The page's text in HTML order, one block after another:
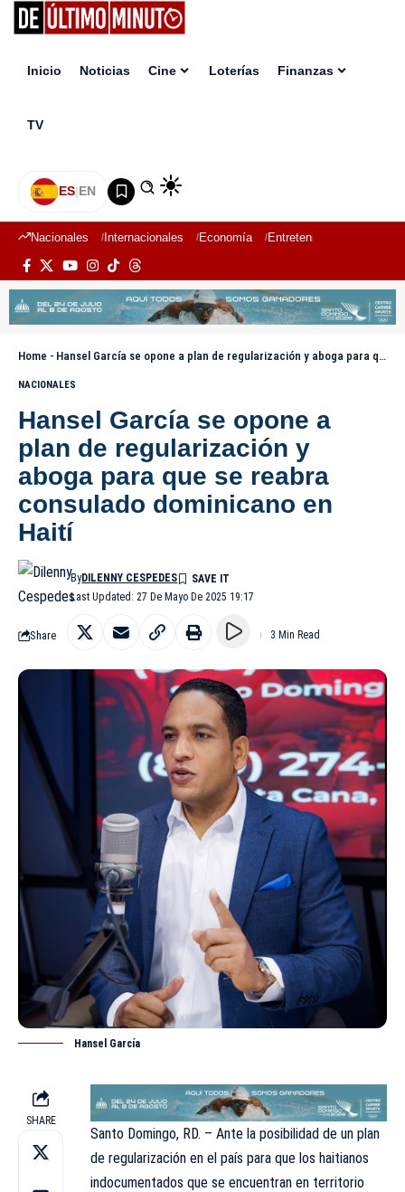
Inicio Noticias Cine Loterías Finanzas
TV
ES|EN
Nacionales Internacionales Economía Entretenimiento
Home - Hansel García se opone a plan de regularización y aboga para que se reabra consulado dominicano en Haití
NACIONALES
Hansel García se opone a
plan de regularización y
aboga para que se reabra
consulado dominicano en
Haití
Last Updated: 27 De Mayo De 2025 19:17
ByDILENNY CESPEDES
Share 3 Min Read
Hansel García
SHARE
Santo Domingo, RD. – Ante la posibilidad de un plan
de regularización en el país para que los haitianos
indocumentados que se encuentran en territorio